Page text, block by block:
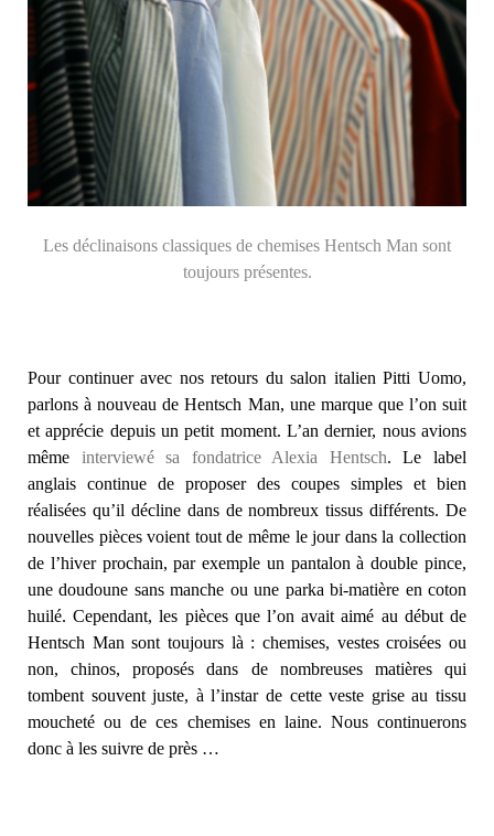
Les déclinaisons classiques de chemises Hentsch Man sont
toujours présentes.
Pour continuer avec nos retours du salon italien Pitti Uomo,
parlons à nouveau de Hentsch Man, une marque que l’on suit
et apprécie depuis un petit moment. L’an dernier, nous avions
même interviewé sa fondatrice Alexia Hentsch. Le label
anglais continue de proposer des coupes simples et bien
réalisées qu’il décline dans de nombreux tissus différents. De
nouvelles pièces voient tout de même le jour dans la collection
de l’hiver prochain, par exemple un pantalon à double pince,
une doudoune sans manche ou une parka bi-matière en coton
huilé. Cependant, les pièces que l’on avait aimé au début de
Hentsch Man sont toujours là : chemises, vestes croisées ou
non, chinos, proposés dans de nombreuses matières qui
tombent souvent juste, à l’instar de cette veste grise au tissu
moucheté ou de ces chemises en laine. Nous continuerons
donc à les suivre de près …